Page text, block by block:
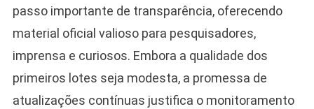
passo importante de transparência, oferecendo
material oficial valioso para pesquisadores,
imprensa e curiosos. Embora a qualidade dos
primeiros lotes seja modesta, a promessa de
atualizações contínuas justifica o monitoramento